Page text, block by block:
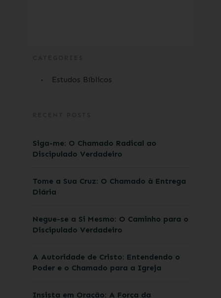
Estudos Bíblicos
Siga-me: O Chamado Radical ao
Discipulado Verdadeiro
Tome a Sua Cruz: O Chamado à Entrega
Diária
Negue-se a Si Mesmo: O Caminho para o
Discipulado Verdadeiro
A Autoridade de Cristo: Entendendo o
Poder e o Chamado para a Igreja
Insista em Oração: A Força da